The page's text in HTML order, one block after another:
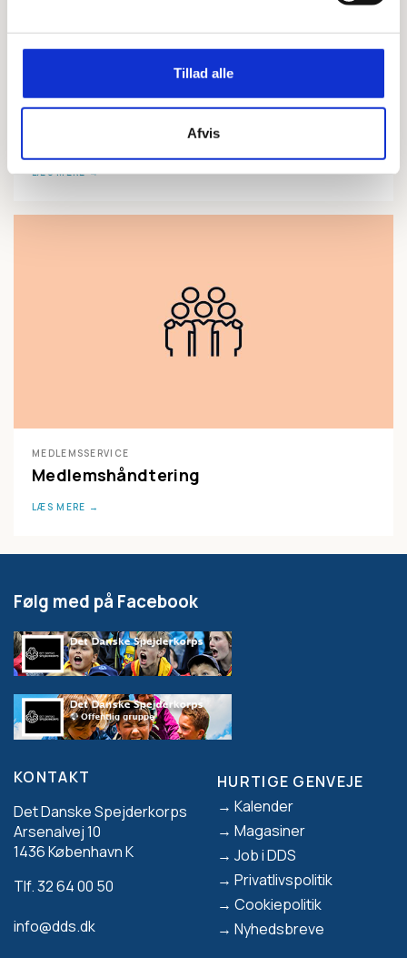
Tillad alle
Afvis
Spejder og forældre
LÆS MERE
MEDLEMSSERVICE
Medlemshåndtering
LÆS MERE
Følg med på Facebook
KONTAKT
Det Danske Spejderkorps
Arsenalvej 10
1436 København K
Tlf. 32 64 00 50
info@dds.dk
Footer
HURTIGE GENVEJE
Kalender
Magasiner
Job i DDS
Privatlivspolitik
Cookiepolitik
Nyhedsbreve